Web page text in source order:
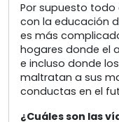
Por supuesto
con la educación
es más
hogares donde el
e incluso donde
maltratan a sus
conductas en el
¿Cuáles son las